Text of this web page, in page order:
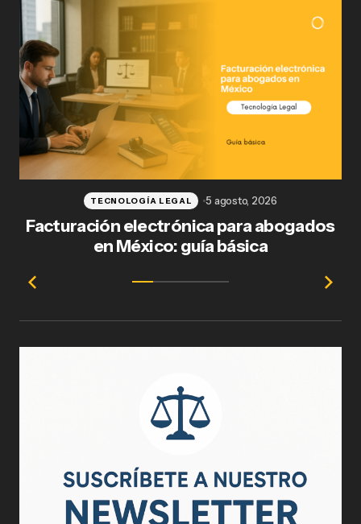
Facturación electrónica para abogados
en México: guía básica
TECNOLOGÍA LEGAL 5 agosto, 2026